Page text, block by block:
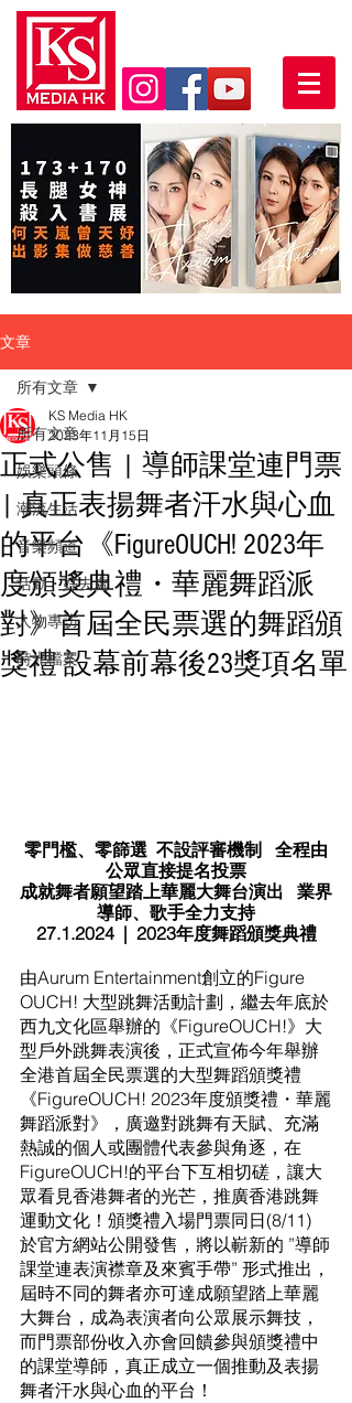
文章
所有文章
娛樂頭條
潮流生活
音樂頻道
活動・好去處
人物專訪
時光檔案
所有文章
正式公售 | 導師課堂連門票
| 真正表揚舞者汗水與心血
的平台《FigureOUCH! 2023年
度頒獎典禮・華麗舞蹈派
對》首屆全民票選的舞蹈頒
獎禮 設幕前幕後23獎項名單
KS Media HK
2023年11月15日
零門檻、零篩選  不設評審機制   全程由
公眾直接提名投票
成就舞者願望踏上華麗大舞台演出   業界
導師、歌手全力支持
27.1.2024  |  2023年度舞蹈頒獎典禮
由Aurum Entertainment創立的Figure
OUCH! 大型跳舞活動計劃，繼去年底於
西九文化區舉辦的《FigureOUCH!》大
型戶外跳舞表演後，正式宣佈今年舉辦
全港首屆全民票選的大型舞蹈頒獎禮
《FigureOUCH! 2023年度頒獎禮・華麗
舞蹈派對》，廣邀對跳舞有天賦、充滿
熱誠的個人或團體代表參與角逐，在
FigureOUCH!的平台下互相切磋，讓大
眾看見香港舞者的光芒，推廣香港跳舞
運動文化！頒獎禮入場門票同日(8/11)
於官方網站公開發售，將以嶄新的 ”導師
課堂連表演襟章及來賓手帶” 形式推出，
屆時不同的舞者亦可達成願望踏上華麗
大舞台，成為表演者向公眾展示舞技，
而門票部份收入亦會回饋參與頒獎禮中
的課堂導師，真正成立一個推動及表揚
舞者汗水與心血的平台！